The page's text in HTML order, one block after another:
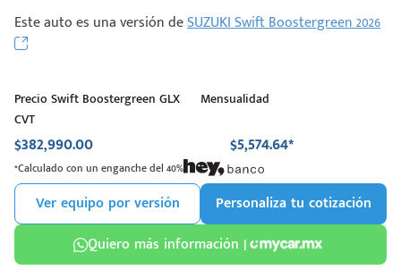
Este auto es una versión deSUZUKI Swift Boostergreen 2026
Precio Swift Boostergreen GLX
CVT
$382,990.00
Mensualidad
$5,574.64*
*Calculado con un enganche del 40%
Ver equipo por versión
Personaliza tu cotización
Quiero más información |